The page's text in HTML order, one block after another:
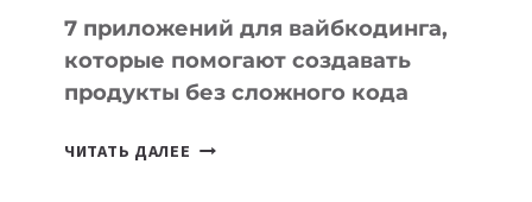
7 приложений для вайбкодинга,
которые помогают создавать
продукты без сложного кода
ЧИТАТЬ ДАЛЕЕ